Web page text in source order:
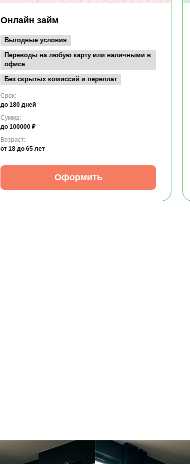
Онлайн займ
Выгодные условия
Переводы на любую карту или наличными в
офисе
Без скрытых комиссий и переплат
Срок:
до 180 дней
Сумма:
до 100000 ₽
Возраст:
от 18 до 65 лет
Оформить